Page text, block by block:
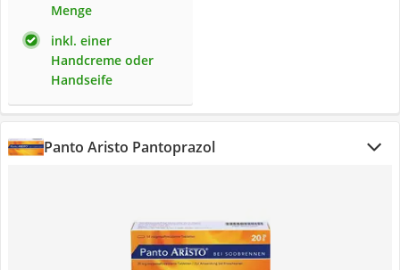
Menge
inkl. einer
Handcreme oder
Handseife
Panto Aristo Pantoprazol